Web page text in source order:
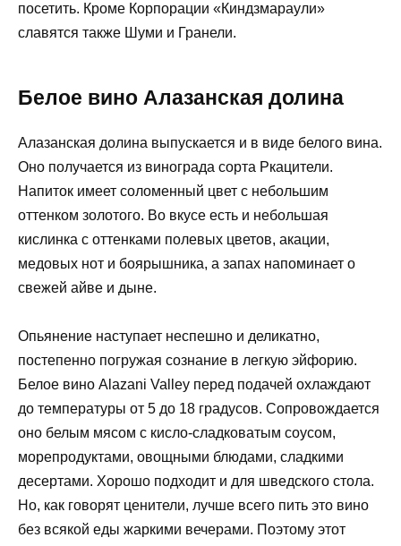
посетить. Кроме Корпорации «Киндзмараули»
славятся также Шуми и Гранели.
Белое вино Алазанская долина
Алазанская долина выпускается и в виде белого вина.
Оно получается из винограда сорта Ркацители.
Напиток имеет соломенный цвет с небольшим
оттенком золотого. Во вкусе есть и небольшая
кислинка с оттенками полевых цветов, акации,
медовых нот и боярышника, а запах напоминает о
свежей айве и дыне.
Опьянение наступает неспешно и деликатно,
постепенно погружая сознание в легкую эйфорию.
Белое вино Alazani Valley перед подачей охлаждают
до температуры от 5 до 18 градусов. Сопровождается
оно белым мясом с кисло-сладковатым соусом,
морепродуктами, овощными блюдами, сладкими
десертами. Хорошо подходит и для шведского стола.
Но, как говорят ценители, лучше всего пить это вино
без всякой еды жаркими вечерами. Поэтому этот